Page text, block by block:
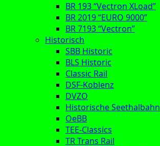
BR 193 “Vectron XLoad”
BR 2019 “EURO 9000”
BR 7193 “Vectron”
Historisch
SBB Historic
BLS Historic
Classic Rail
DSF-Koblenz
DVZO
Historische Seethalbahn
OeBB
TEE-Classics
TR Trans Rail